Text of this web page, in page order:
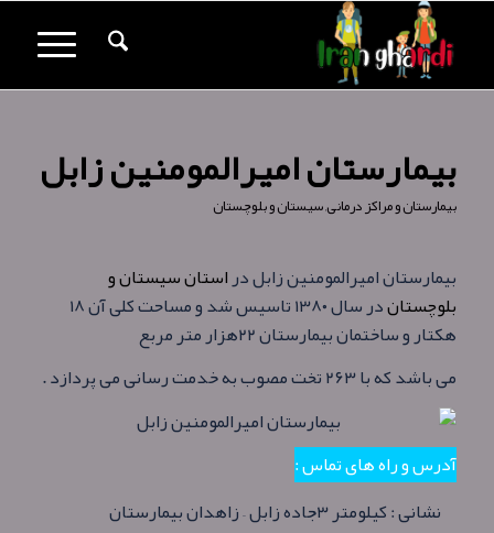
بیمارستان امیرالمومنین زابل
بیمارستان و مراکز درمانی,سیستان و بلوچستان
بیمارستان امیرالمومنین زابل دراستان سیستان و
بلوچستان
در سال ۱۳۸۰ تاسیس شد و مساحت کلی آن ۱۸
هکتار و ساختمان بیمارستان ۲۲هزار متر مربع
می باشد که با ۲۶۳ تخت مصوب به خدمت رسانی می پردازد .
آدرس و راه های تماس :
نشانی : کیلومتر ۳جاده زابل – زاهدان بیمارستان